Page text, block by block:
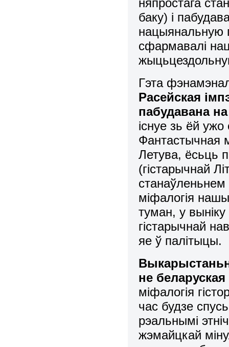
баку) і
нацыянальную
сфармавалі
Гэта
Расейская
пабудавана
існуе зь ёй
Фантастычная
Летува, ёсьць
(гістарычнай
міфалогія
туман, у
гістарычнай
яе ў палітыцы.
не
міфалогія
час будзе
рэальнымі
жэмайцкай